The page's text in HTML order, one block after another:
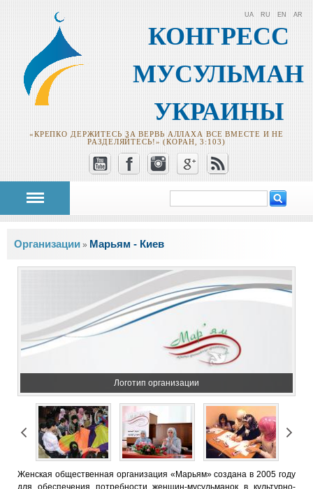
КОНГРЕСС
МУСУЛЬМАН
УКРАИНЫ
«КРЕПКО ДЕРЖИТЕСЬ ЗА ВЕРВЬ АЛЛАХА ВСЕ ВМЕСТЕ И НЕ
РАЗДЕЛЯЙТЕСЬ!» (КОРАН, 3:103)
UA RU EN AR
Форма поиска
Вы здесь
Oрганизации » Марьям - Киев
Логотип организации
Женская общественная организация «Марьям» создана в 2005 году
для обеспечения потребности женщин-мусульманок в культурно-